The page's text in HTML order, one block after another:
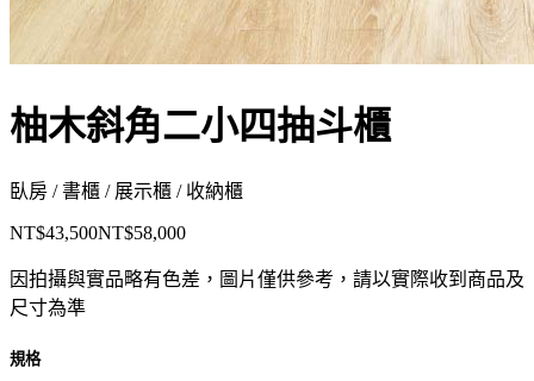
柚木斜角二小四抽斗櫃
臥房 / 書櫃 / 展示櫃 / 收納櫃
NT$43,500NT$58,000
因拍攝與實品略有色差，圖片僅供參考，請以實際收到商品及
尺寸為準
規格